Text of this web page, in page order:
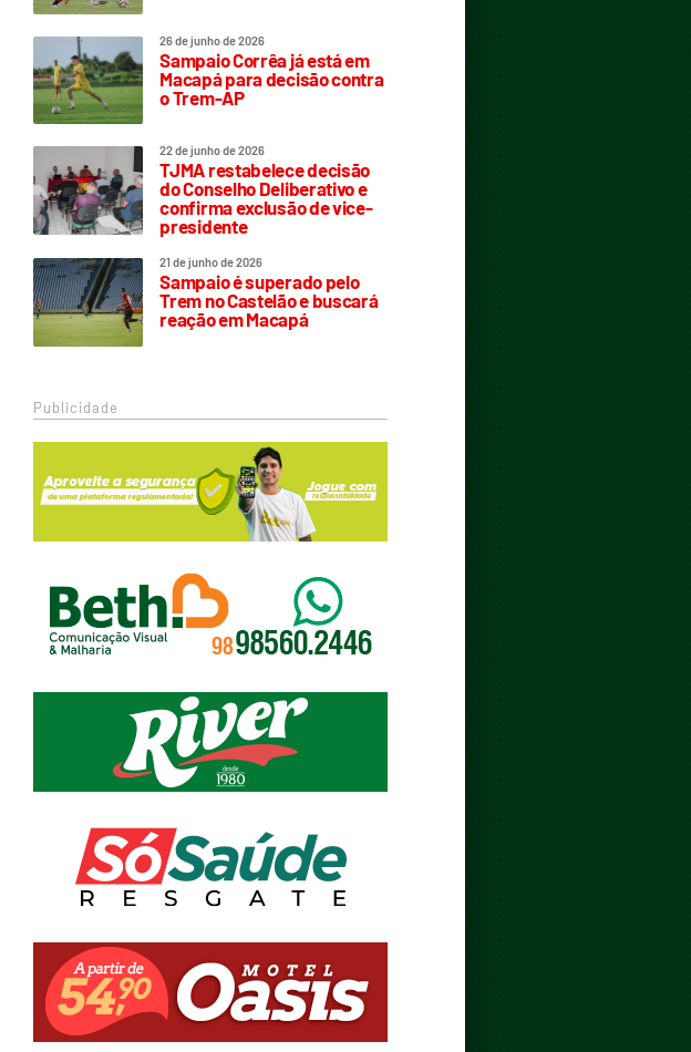
26 de junho de 2026
Sampaio Corrêa já está em
Macapá para decisão contra
o Trem-AP
22 de junho de 2026
TJMA restabelece decisão
do Conselho Deliberativo e
confirma exclusão de vice-
presidente
21 de junho de 2026
Sampaio é superado pelo
Trem no Castelão e buscará
reação em Macapá
Publicidade